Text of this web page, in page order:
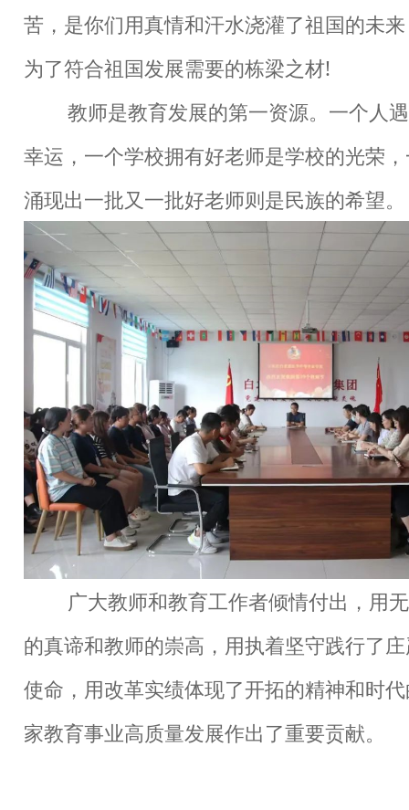
苦，是你们用真情和汗水浇灌了祖国的未
为了符合祖国发展需要的栋梁之材!
教师是教育发展的第一资源。一个人遇
幸运，一个学校拥有好老师是学校的光荣
涌现出一批又一批好老师则是民族的希望。
广大教师和教育工作者倾情付出，用无
的真谛和教师的崇高，用执着坚守践行了
使命，用改革实绩体现了开拓的精神和时
家教育事业高质量发展作出了重要贡献。